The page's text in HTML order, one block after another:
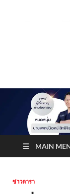
MAIN
ข่าวดารา